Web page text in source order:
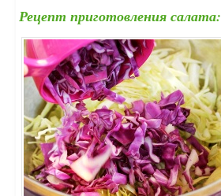
Рецепт приготовления салата: